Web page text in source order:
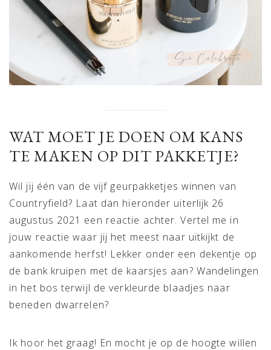
WAT MOET JE DOEN OM KANS
TE MAKEN OP DIT PAKKETJE?
Wil jij één van de vijf geurpakketjes winnen van
Countryfield? Laat dan hieronder uiterlijk 26
augustus 2021 een reactie achter. Vertel me in
jouw reactie waar jij het meest naar uitkijkt de
aankomende herfst! Lekker onder een dekentje op
de bank kruipen met de kaarsjes aan? Wandelingen
in het bos terwijl de verkleurde blaadjes naar
beneden dwarrelen?
Ik hoor het graag! En mocht je op de hoogte willen